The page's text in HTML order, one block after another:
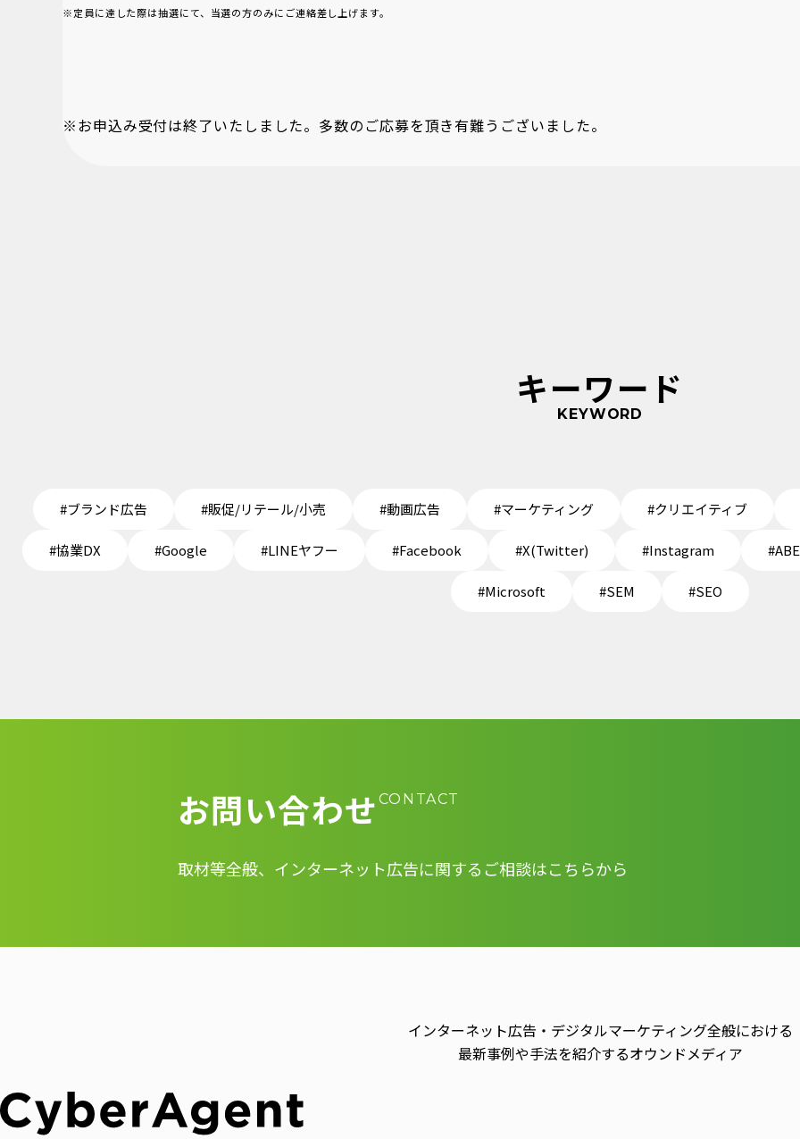
※定員に達した際は抽選にて、当選の方のみにご連絡差し上げます。
※お申込み受付は終了いたしました。多数のご応募を頂き有難うございました。
キーワード
KEYWORD
#ブランド広告 #販促/リテール/小売 #動画広告 #マーケティング #クリエイティブ
#協業DX #Google #LINEヤフー #Facebook #X(Twitter) #Instagram
#Microsoft #SEM #SEO
お問い合わせ CONTACT
取材等全般、インターネット広告に関するご相談はこちらから
インターネット広告・デジタルマーケティング全般における
最新事例や手法を紹介するオウンドメディア